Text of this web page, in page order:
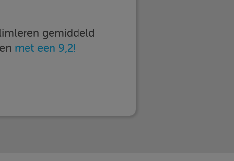
gemiddeld
met een 9,2!